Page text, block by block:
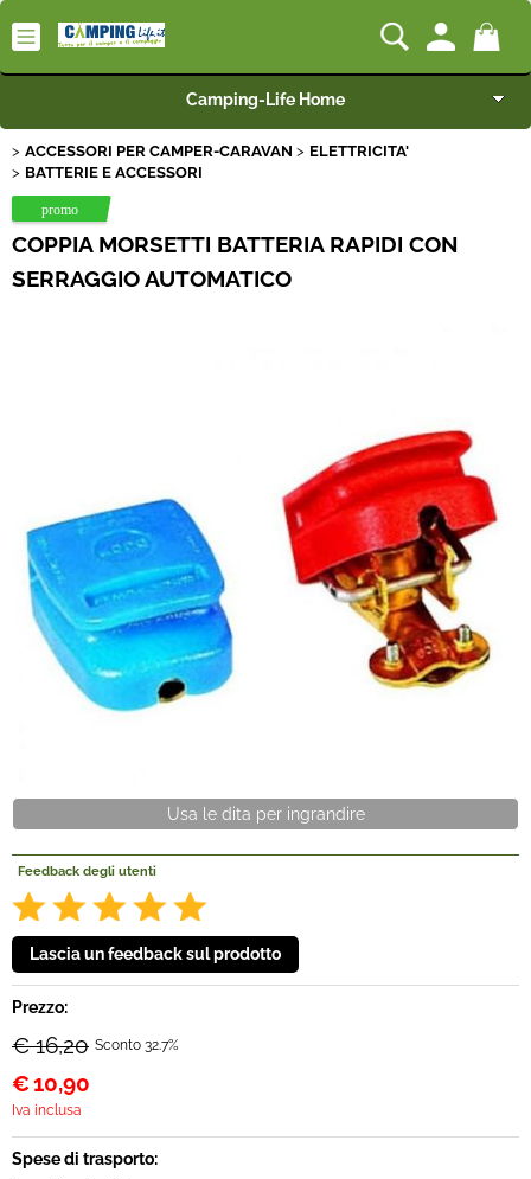
Camping-Life Home
Articoli per Camper e Caravan
Speciale Arredo
Nautica
Offerte Del mese
Fineserie e Occasioni
Veicoli Pronta consegna
ACCESSORI PER CAMPER-CARAVAN
ELETTRICITA'
BATTERIE E ACCESSORI
COPPIA MORSETTI BATTERIA RAPIDI CON
SERRAGGIO AUTOMATICO
Feedback degli utenti
Prezzo:
€ 16,20 Sconto 32.7%
€10,90
Iva inclusa
Spese di trasporto: